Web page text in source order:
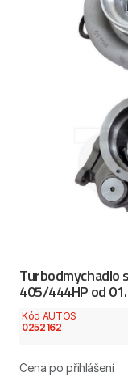
Turbodmychadlo
405/444HP od
Kód AUTOS
0252162
Cena po přihlášení